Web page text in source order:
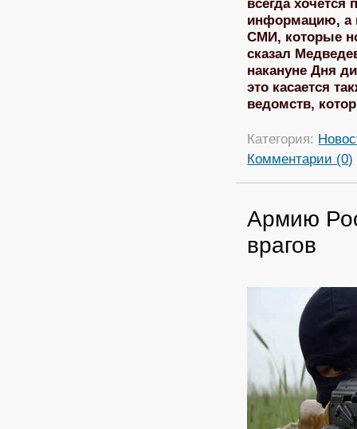
всегда
информацию, а
СМИ, которые
сказал
накануне Дня
это касается
ведомств,
Категория:
Комментарии (0)
Армию
врагов